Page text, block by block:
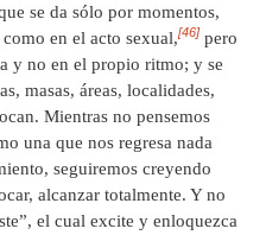
se da sólo por momentos,
en el acto sexual,[46] pero
y no en el propio ritmo; y se
masas, áreas, localidades,
Mientras no pensemos
una que nos regresa nada
seguiremos creyendo
alcanzar totalmente. Y no
el cual excite y enloquezca